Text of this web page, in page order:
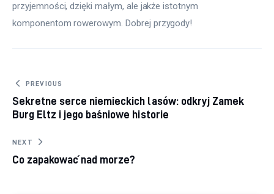
przyjemności, dzięki małym, ale jakże istotnym
komponentom rowerowym. Dobrej przygody!
Nawigacja wpisu
PREVIOUS
Sekretne serce niemieckich lasów: odkryj Zamek
Burg Eltz i jego baśniowe historie
NEXT
Co zapakować nad morze?